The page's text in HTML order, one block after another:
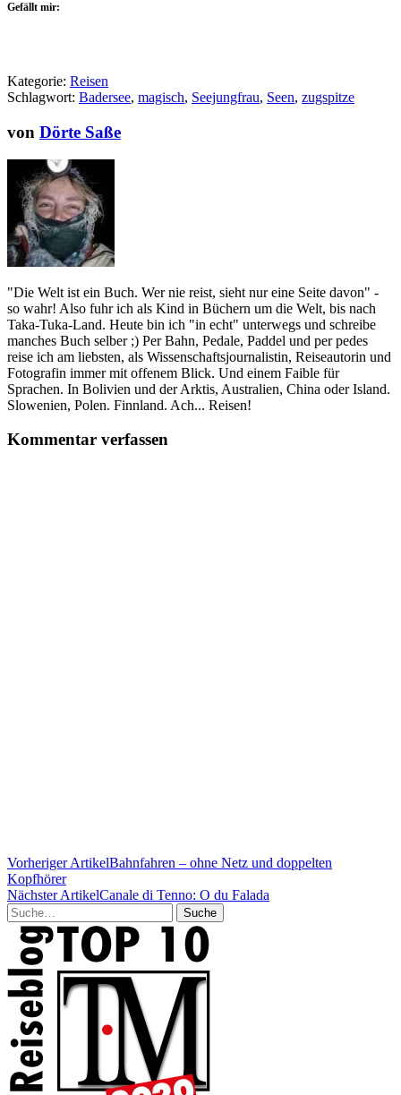
Gefällt mir:
Kategorie: Reisen
Schlagwort: Badersee, magisch, Seejungfrau, Seen, zugspitze
von Dörte Saße
"Die Welt ist ein Buch. Wer nie reist, sieht nur eine Seite davon" -
so wahr! Also fuhr ich als Kind in Büchern um die Welt, bis nach
Taka-Tuka-Land. Heute bin ich "in echt" unterwegs und schreibe
manches Buch selber ;) Per Bahn, Pedale, Paddel und per pedes
reise ich am liebsten, als Wissenschaftsjournalistin, Reiseautorin und
Fotografin immer mit offenem Blick. Und einem Faible für
Sprachen. In Bolivien und der Arktis, Australien, China oder Island.
Slowenien, Polen. Finnland. Ach... Reisen!
Kommentar verfassen
Vorheriger ArtikelBahnfahren – ohne Netz und doppelten
Kopfhörer
Nächster ArtikelCanale di Tenno: O du Falada
Suche